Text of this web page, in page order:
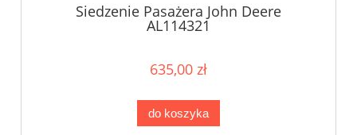
Siedzenie Pasażera John Deere
AL114321
635,00 zł
do koszyka